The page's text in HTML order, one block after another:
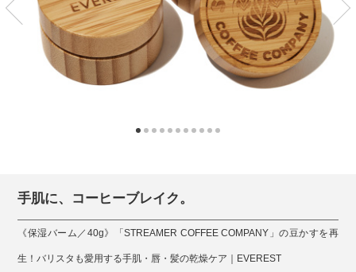
手肌に、コーヒーブレイク。
《保湿バーム／40g》「STREAMER COFFEE COMPANY」の豆かすを再
生！バリスタも愛用する手肌・唇・髪の乾燥ケア｜EVEREST